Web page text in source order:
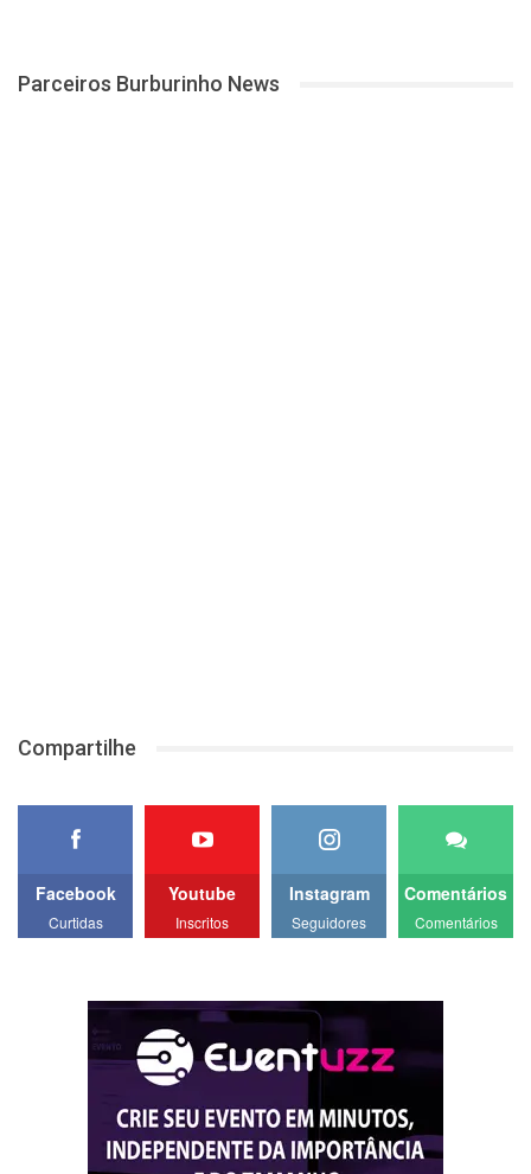
Parceiros Burburinho News
Compartilhe
Facebook
Curtidas
Youtube
Inscritos
Instagram
Seguidores
Comentários
Comentários